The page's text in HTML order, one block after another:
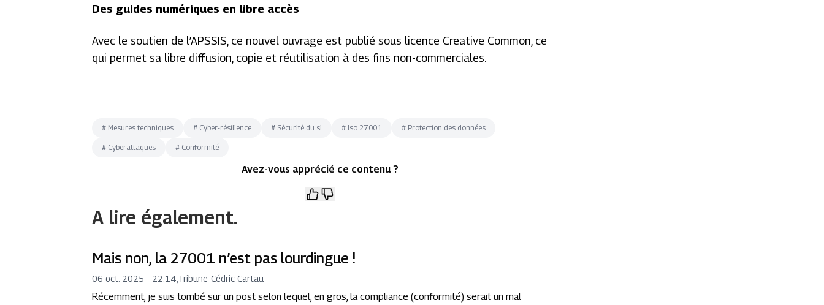
Des guides numériques en libre accès
Avec le soutien de l’APSSIS, ce nouvel ouvrage est publié sous licence Creative Common, ce
qui permet sa libre diffusion, copie et réutilisation à des fins non-commerciales.
# Mesures techniques # Cyber-résilience # Sécurité du si # Iso 27001 # Protection des données
# Cyberattaques # Conformité
Avez-vous apprécié ce contenu ?
A lire également.
Mais non, la 27001 n’est pas lourdingue !
06 oct. 2025 - 22:14 Tribune-Cédric Cartau
Récemment, je suis tombé sur un post selon lequel, en gros, la compliance (conformité) serait un mal